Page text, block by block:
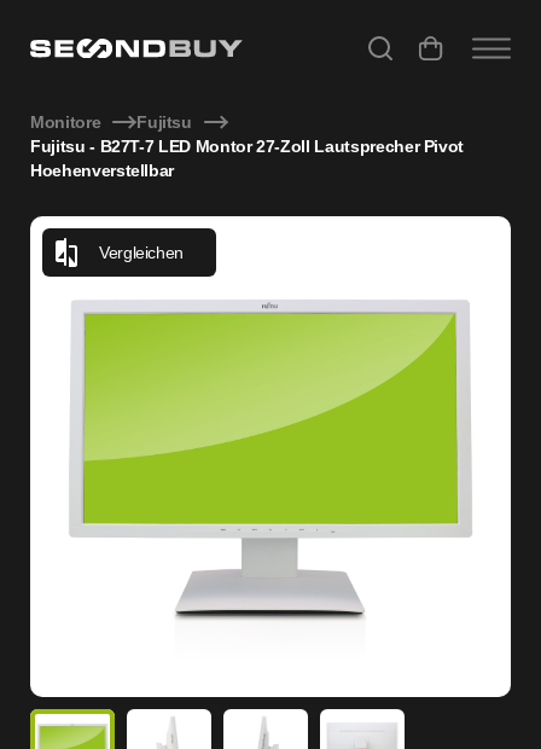
Monitore
Fujitsu
Fujitsu - B27T-7 LED Montor 27-Zoll Lautsprecher Pivot
Hoehenverstellbar
Vergleichen